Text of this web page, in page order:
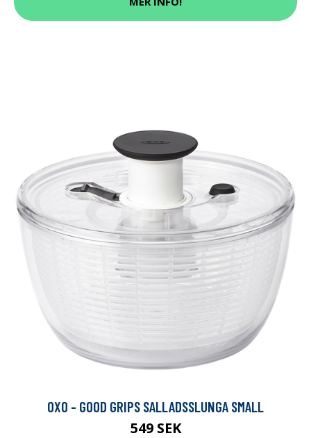
OXO - GOOD GRIPS SALLADSSLUNGA SMALL
549 SEK